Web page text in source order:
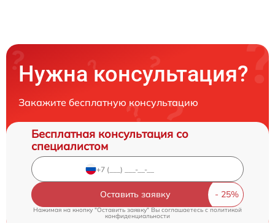
Нужна консультация?
Закажите бесплатную консультацию
Бесплатная консультация со
специалистом
Оставить заявку
Нажимая на кнопку "Оставить заявку" Вы соглашаетесь cполитикой
конфиденциальности